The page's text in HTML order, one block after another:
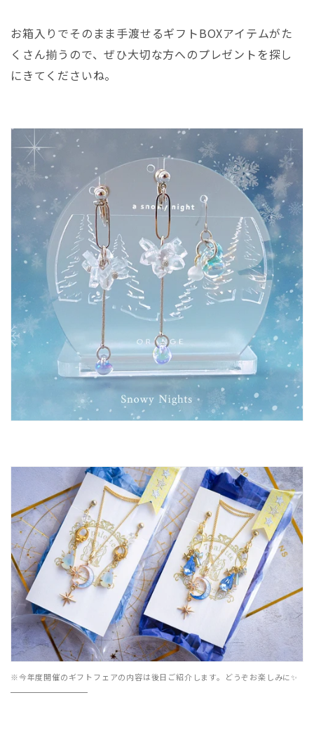
お箱入りでそのまま手渡せるギフトBOXアイテムがた
くさん揃うので、ぜひ大切な方へのプレゼントを探し
にきてくださいね。
※今年度開催のギフトフェアの内容は後日ご紹介します。どうぞお楽しみに✨